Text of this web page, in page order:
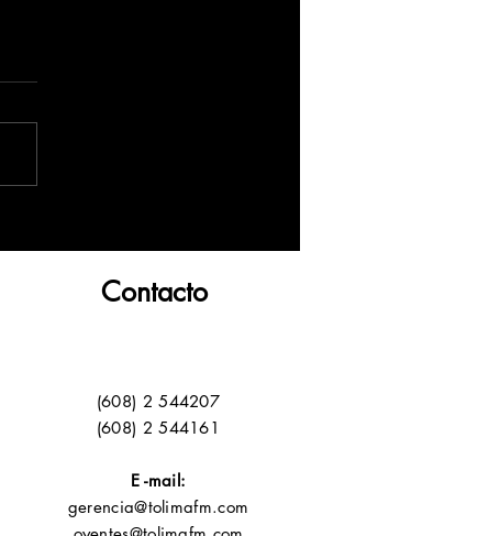
Contacto
(608) 2 544207
(608) 2 544161
E -mail:
gerencia@tolimafm.com